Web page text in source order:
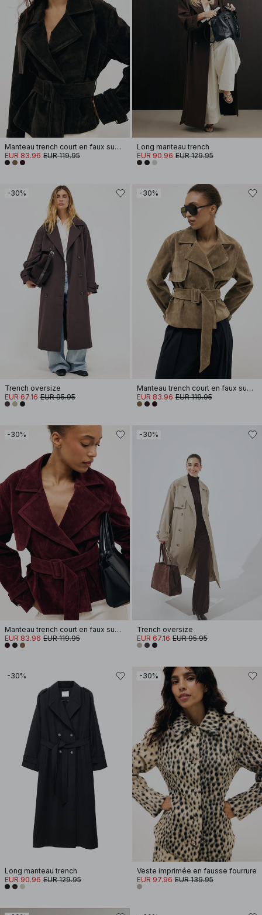
Manteau trench court en faux suède
EUR 83.96 EUR 119.95
Long manteau trench
EUR 90.96 EUR 129.95
-30%
Trench oversize
EUR 67.16 EUR 95.95
-30%
Manteau trench court en faux suède
EUR 83.96 EUR 119.95
-30%
Manteau trench court en faux suède
EUR 83.96 EUR 119.95
-30%
Trench oversize
EUR 67.16 EUR 95.95
-30%
Long manteau trench
EUR 90.96 EUR 129.95
-30%
Veste imprimée en fausse fourrure
EUR 97.96 EUR 139.95